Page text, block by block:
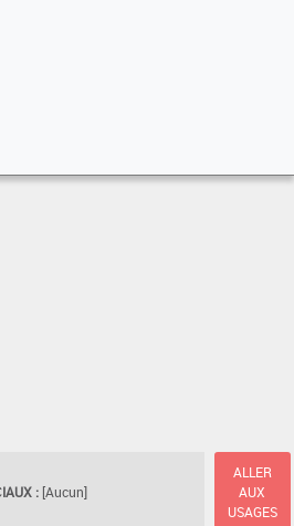
: [Aucun]
ALLER
AUX
USAGES